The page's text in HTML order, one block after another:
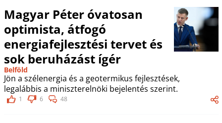
Magyar Péter óvatosan
optimista, átfogó
energiafejlesztési tervet és
sok beruházást ígér
Belföld
Jön a szélenergia és a geotermikus fejlesztések,
legalábbis a miniszterelnöki bejelentés szerint.
1 6 48